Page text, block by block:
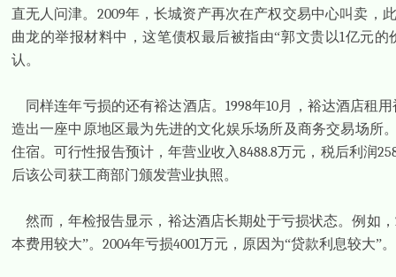
直无人问津。 2009年，长城资产再次在产权交易中心叫卖，
曲龙的举报材料中，这笔债权最后被指由“郭文贵以1亿元的
认。
同样连年亏损的还有裕达酒店。 1998年10月，裕达酒店租
造出一座中原地区最为先进的文化娱乐场所及商务交易场所
住宿。可行性报告预计，年营业收入8488.8万元，税后利润
后该公司获工商部门颁发营业执照。
然而，年检报告显示，裕达酒店长期处于亏损状态。例如，
本费用较大”。 2004年亏损4001万元，原因为“贷款利息较大”